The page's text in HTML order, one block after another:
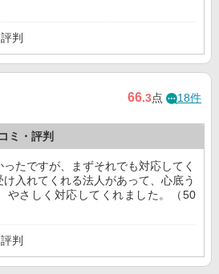
判
66.3点 18件
ミ・評判
たですが、まずそれでも対応してく
入れてくれる法人があって、心底う
やさしく対応してくれました。（50
判